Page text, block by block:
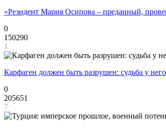
«Резидент Мария Осипова – преданный,
0
150290
1
Карфаген должен быть разрушен: судьба у него
0
205651
7